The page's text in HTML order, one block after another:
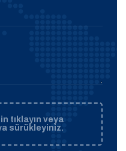
tıklayın veya
sürükleyiniz.